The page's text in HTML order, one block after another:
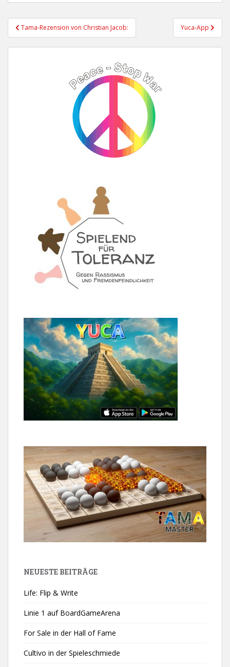
Beitragsnavigation
Tama-Rezension von Christian Jacob: Yuca-App
NEUESTE BEITRÄGE
Life: Flip & Write
Linie 1 auf BoardGameArena
For Sale in der Hall of Fame
Cultivo in der Spieleschmiede